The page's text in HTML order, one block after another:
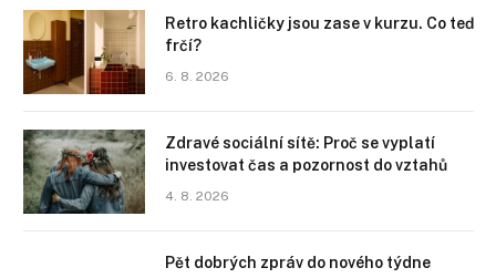
Retro kachličky jsou zase v kurzu. Co teď
frčí?
6. 8. 2026
Zdravé sociální sítě: Proč se vyplatí
investovat čas a pozornost do vztahů
4. 8. 2026
Pět dobrých zpráv do nového týdne